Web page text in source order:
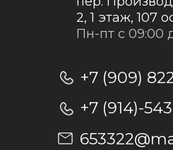
Отправить заявку
Отправляя заявку, я даю
обработку персональных